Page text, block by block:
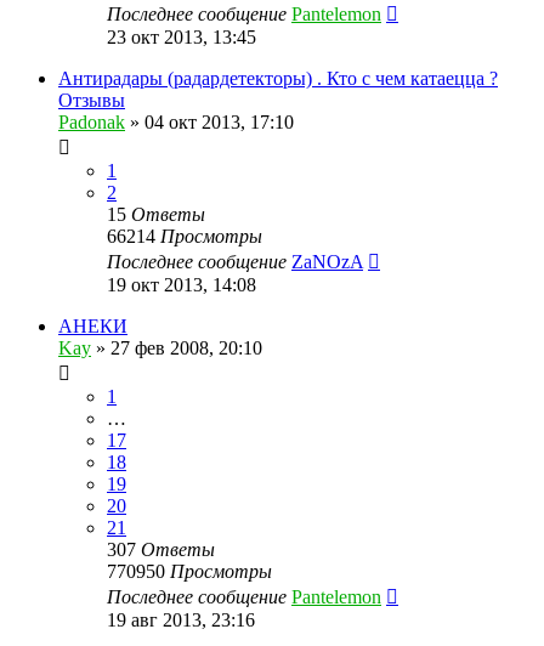
Последнее сообщение Pantelemon
23 окт 2013, 13:45
Антирадары (радардетекторы) . Кто с чем катаецца ?
Отзывы
Padonak » 04 окт 2013, 17:10
1
2
15 Ответы
66214 Просмотры
Последнее сообщение ZaNOzA
19 окт 2013, 14:08
АНЕКИ
Kay » 27 фев 2008, 20:10
1
…
17
18
19
20
21
307 Ответы
770950 Просмотры
Последнее сообщение Pantelemon
19 авг 2013, 23:16